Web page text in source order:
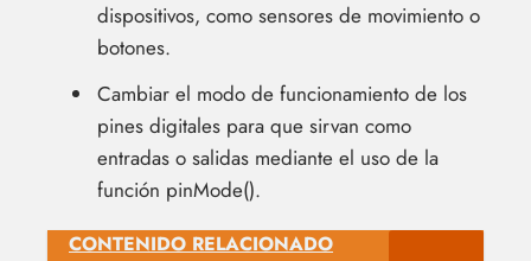
dispositivos, como sensores de movimiento o
botones.
Cambiar el modo de funcionamiento de los
pines digitales para que sirvan como
entradas o salidas mediante el uso de la
función pinMode().
CONTENIDO RELACIONADO